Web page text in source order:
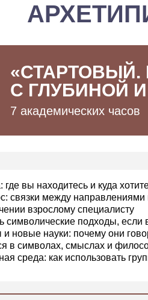
7 академических часов
«СТАРТОВЫЙ.
С ГЛУБИНОЙ
где вы находитесь и куда
связки между направлениями
взрослому специалисту
символические подходы, если
новые науки: почему они
в символах, смыслах и
среда: как использовать